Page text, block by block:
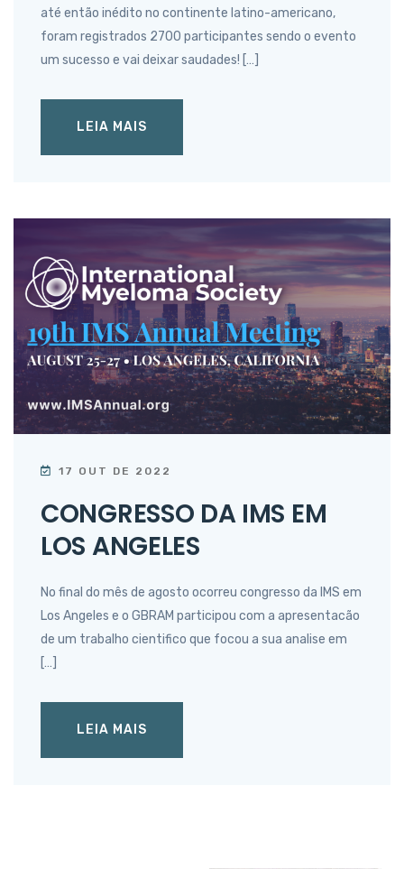
até então inédito no continente latino-americano,
foram registrados 2700 participantes sendo o evento
um sucesso e vai deixar saudades! […]
LEIA MAIS
17 OUT DE 2022
CONGRESSO DA IMS EM
LOS ANGELES
No final do mês de agosto ocorreu congresso da IMS em
Los Angeles e o GBRAM participou com a apresentacão
de um trabalho cientifico que focou a sua analise em
[…]
LEIA MAIS